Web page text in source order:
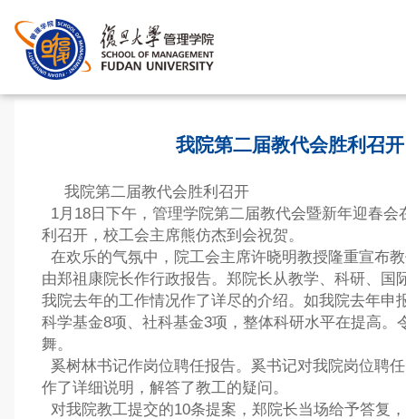
我院第二届教代会胜利召开
我院第二届教代会胜利召开
1月18日下午，管理学院第二届教代会暨新年迎春会
利召开，校工会主席熊仿杰到会祝贺。
在欢乐的气氛中，院工会主席许晓明教授隆重宣布
由郑祖康院长作行政报告。郑院长从教学、科研、国
我院去年的工作情况作了详尽的介绍。如我院去年申
科学基金8项、社科基金3项，整体科研水平在提高。
舞。
奚树林书记作岗位聘任报告。奚书记对我院岗位聘
作了详细说明，解答了教工的疑问。
对我院教工提交的10条提案，郑院长当场给予答复